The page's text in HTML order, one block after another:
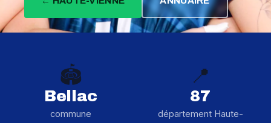
🏟️
Bellac
commune
📍
87
département Haute-